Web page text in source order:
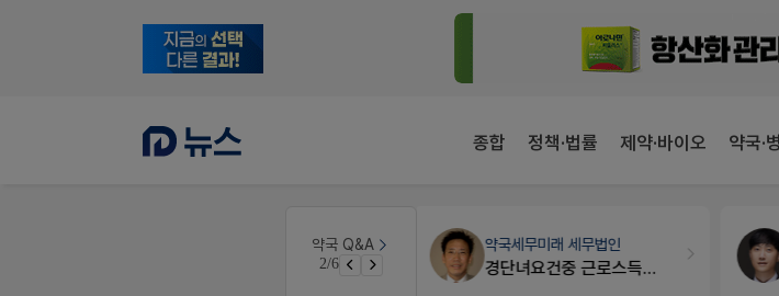
종합 정책·법률 제약·바이오 약국·
약국 Q&A
2/6
생각자국 디자인 약국세무미래 세무법인
경단녀요건중 근로스득원천징수액